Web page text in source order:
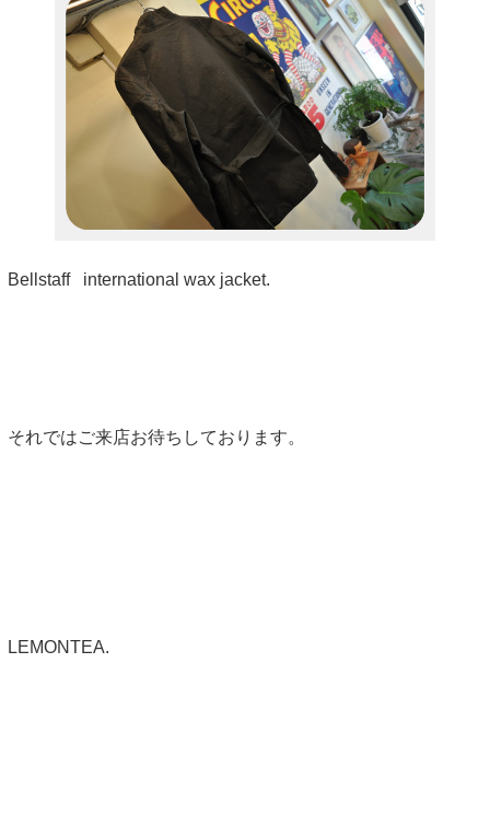
Bellstaff international wax jacket.
それではご来店お待ちしております。
LEMONTEA.